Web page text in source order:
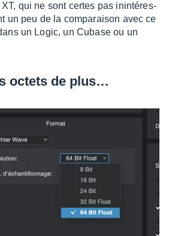
XT, qui ne sont certes pas inin­té­res­
un peu de la compa­rai­son avec ce
un Logic, un Cubase ou un
octets de plus…